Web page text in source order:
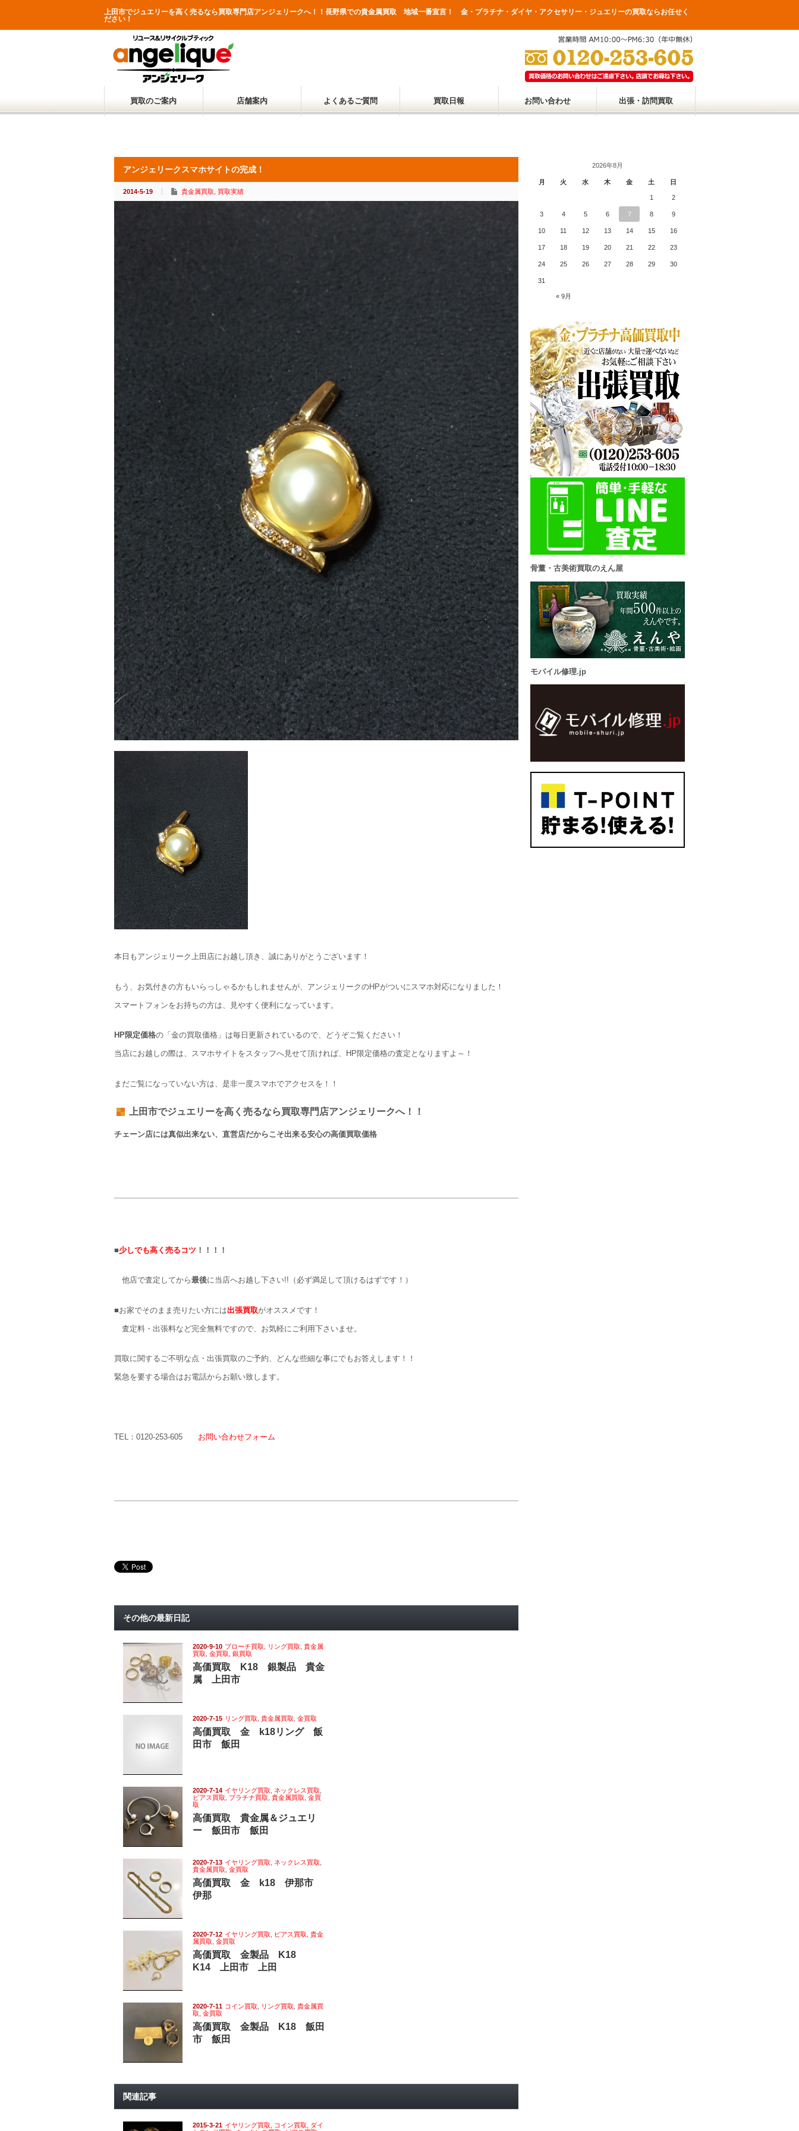
上田市でジュエリーを高く売るなら買取専門店アンジェリークへ！！長野県での貴金属買取 地域一番宣言！ 金・プラチナ・ダイヤ・アクセサリー・ジュエリーの買取ならお任せく
ださい！
買取のご案内 店舗案内 よくあるご質問 買取日報 お問い合わせ 出張・訪問買取
アンジェリークスマホサイトの完成！
2014-5-19 貴金属買取 買取実績
本日もアンジェリーク上田店にお越し頂き、誠にありがとうございます！
もう、お気付きの方もいらっしゃるかもしれませんが、アンジェリークのHPがついにスマホ対応になりました！
スマートフォンをお持ちの方は、見やすく便利になっています。
HP限定価格の「金の買取価格」は毎日更新されているので、どうぞご覧ください！
当店にお越しの際は、スマホサイトをスタッフへ見せて頂ければ、HP限定価格の査定となりますよ～！
まだご覧になっていない方は、是非一度スマホでアクセスを！！
上田市でジュエリーを高く売るなら買取専門店アンジェリークへ！！
チェーン店には真似出来ない、直営店だからこそ出来る安心の高価買取価格
■少しでも高く売るコツ ！！！！
他店で査定してから最後に当店へお越し下さい!!（必ず満足して頂けるはずです！）
■お家でそのまま売りたい方には出張買取がオススメです！
査定料・出張料など完全無料ですので、お気軽にご利用下さいませ。
買取に関するご不明な点・出張買取のご予約、どんな些細な事にでもお答えします！！
緊急を要する場合はお電話からお願い致します。
TEL：0120-253-605 お問い合わせフォーム
その他の最新日記
2020-9-10 ブローチ買取 リング買取 貴金属
買取 金買取 銀買取
高価買取 K18 銀製品 貴金
属 上田市
2020-7-15 リング買取 貴金属買取 金買取
高価買取 金 k18リング 飯
田市 飯田
2020-7-14 イヤリング買取 ネックレス買取
ピアス買取
プラチナ買取 貴金属買取 金買
取
高価買取 貴金属＆ジュエリ
ー 飯田市 飯田
2020-7-13 イヤリング買取 ネックレス買取
貴金属買取 金買取
高価買取 金 k18 伊那市
伊那
2020-7-12 イヤリング買取 ピアス買取 貴金
属買取 金買取
高価買取 金製品 K18
K14 上田市 上田
2020-7-11 コイン買取 リング買取 貴金属買
取 金買取
高価買取 金製品 K18 飯田
市 飯田
関連記事
2015-3-21 イヤリング買取 コイン買取
ダイ
2026年8月
月 火 水 木 金 土 日
« 9月
1 2
3 4 5 6 7 8 9
10 11 12 13 14 15 16
17 18 19 20 21 22 23
24 25 26 27 28 29 30
31
骨董・古美術買取のえん屋
モバイル修理.jp